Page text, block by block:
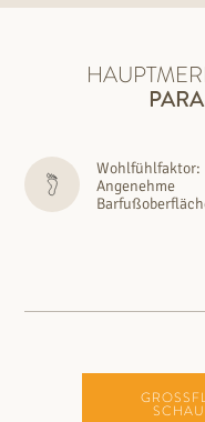
Wohlfühlfaktor:
Angenehme